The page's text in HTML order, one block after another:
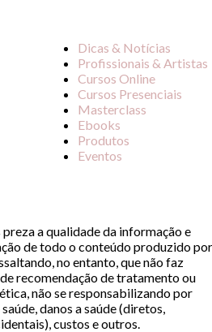
Dicas & Notícias
Profissionais & Artistas
Cursos Online
Cursos Presenciais
Masterclass
Ebooks
Produtos
Eventos
a qualidade da informação e
de todo o conteúdo produzido por
no entanto, que não faz
recomendação de tratamento ou
não se responsabilizando por
danos a saúde (diretos,
custos e outros.